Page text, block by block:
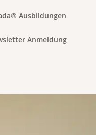
Ausbildungen
Anmeldung